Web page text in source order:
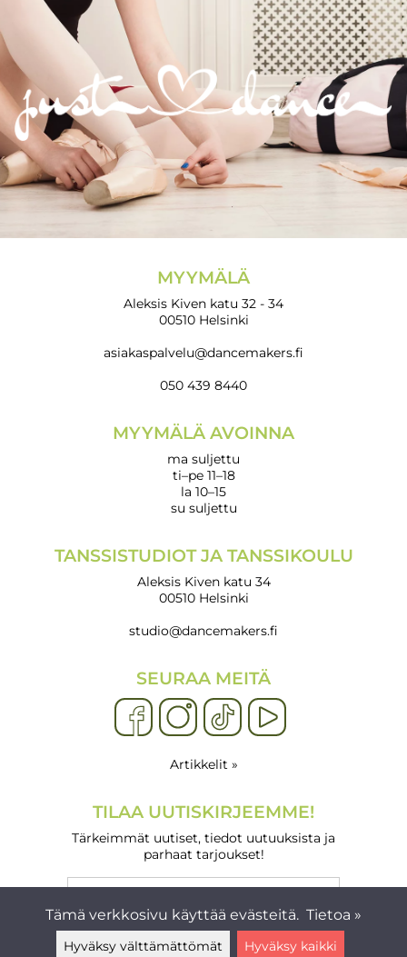
MYYMÄLÄ
Aleksis Kiven katu 32 - 34
00510 Helsinki
asiakaspalvelu@dancemakers.fi
050 439 8440
MYYMÄLÄ AVOINNA
ma suljettu
ti–pe 11–18
la 10–15
su suljettu
TANSSISTUDIOT JA TANSSIKOULU
Aleksis Kiven katu 34
00510 Helsinki
studio@dancemakers.fi
SEURAA MEITÄ
Artikkelit »
TILAA UUTISKIRJEEMME!
Tärkeimmät uutiset, tiedot uutuuksista ja
parhaat tarjoukset!
Tämä verkkosivu käyttää evästeitä. Tietoa »
Hyväksy välttämättömät Hyväksy kaikki